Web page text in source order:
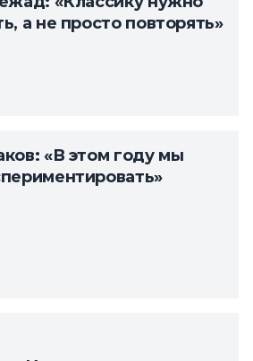
а не просто повторять»
«В этом году мы